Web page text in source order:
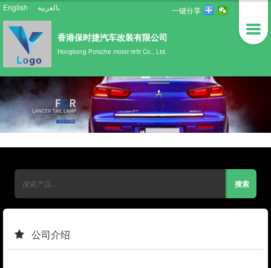
English 一键分享
香港保时捷汽车改装有限公司
Hongkong Porsche motor refit Co., Ltd.
公司介绍